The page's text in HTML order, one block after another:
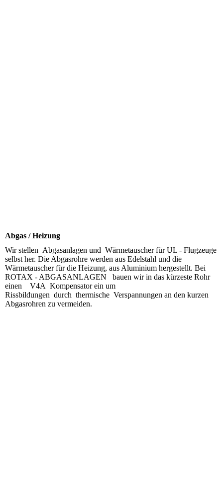
Abgas / Heizung
Wir stellen Abgasanlagen und Wärmetauscher für UL - Flugzeuge
selbst her. Die Abgasrohre werden aus Edelstahl und die
Wärmetauscher für die Heizung, aus Aluminium hergestellt. Bei
ROTAX - ABGASANLAGEN bauen wir in das kürzeste Rohr
einen V4A Kompensator ein um
Rissbildungen durch thermische Verspannungen an den kurzen
Abgasrohren zu vermeiden.